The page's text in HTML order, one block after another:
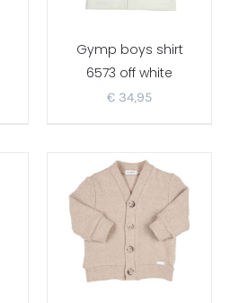
Gymp boys shirt
6573 off white
€ 34,95